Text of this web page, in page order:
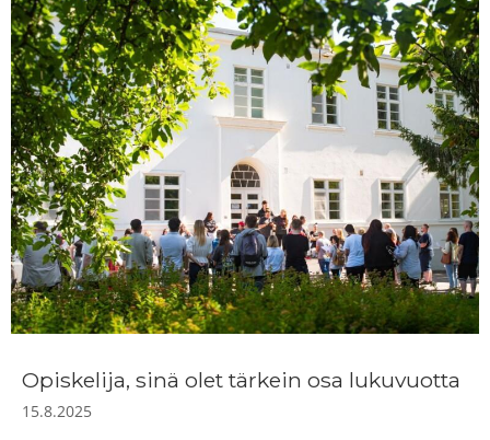
Opiskelija, sinä olet tärkein osa lukuvuotta
15.8.2025